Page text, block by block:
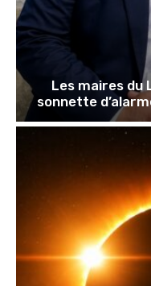
Les maires
sonnette